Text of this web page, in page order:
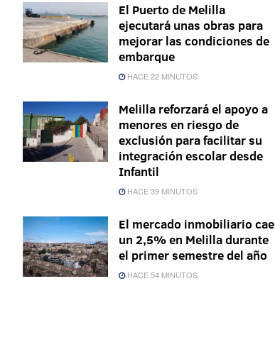
El Puerto de Melilla
ejecutará unas obras para
mejorar las condiciones de
embarque
HACE 22 MINUTOS
Melilla reforzará el apoyo a
menores en riesgo de
exclusión para facilitar su
integración escolar desde
Infantil
HACE 39 MINUTOS
El mercado inmobiliario cae
un 2,5% en Melilla durante
el primer semestre del año
HACE 54 MINUTOS